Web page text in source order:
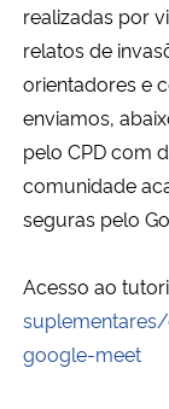
Ministério do Meio
Ministério do Turismo
Ministério do
Controladoria-Geral da
Ministério da Mulher,
Secretaria-Geral
realizadas por
relatos de
orientadores e
enviamos,
pelo CPD com
comunidade
seguras pelo
Acesso ao
google-meet